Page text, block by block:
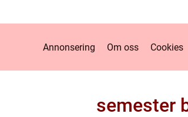
Annonsering Om oss Cookies
semester